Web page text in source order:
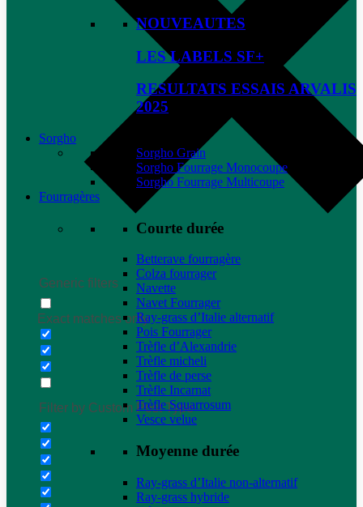
Generic filters
Exact matches only
Filter by Custom Post Type
NOUVEAUTES
LES LABELS SF+
RESULTATS ESSAIS ARVALIS
2025
Sorgho
Sorgho Grain
Sorgho Fourrage Monocoupe
Sorgho Fourrage Multicoupe
Fourragères
Courte durée
Betterave fourragère
Colza fourrager
Navette
Navet Fourrager
Ray-grass d’Italie alternatif
Pois Fourrager
Trèfle d’Alexandrie
Trèfle micheli
Trèfle de perse
Trèfle Incarnat
Trèfle Squarrosum
Vesce velue
Moyenne durée
Ray-grass d’Italie non-alternatif
Ray-grass hybride